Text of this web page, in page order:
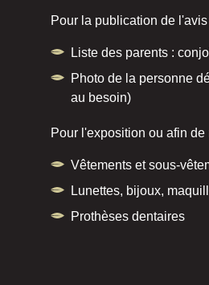
Pour la publication de
Liste des parents :
Photo de la personne
au besoin)
Pour l'exposition ou afin
Vêtements et sous-
Lunettes, bijoux,
Prothèses dentaires